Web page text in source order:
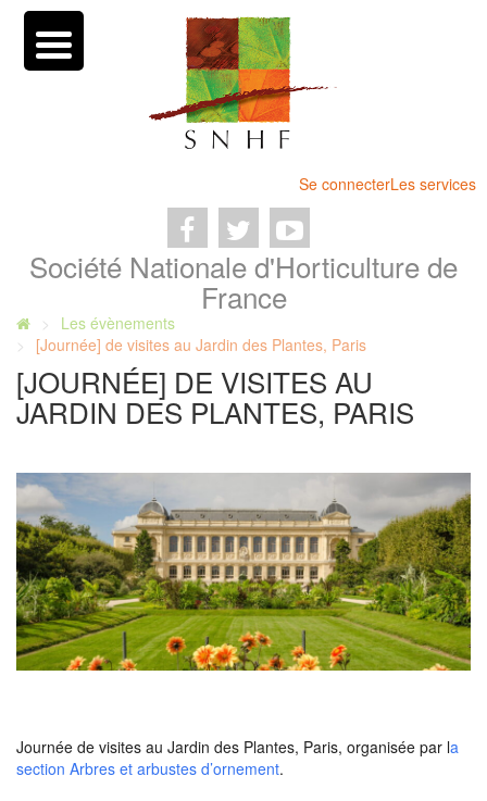
Se connecterLes services
Société Nationale d'Horticulture de
France
Les évènements
[Journée] de visites au Jardin des Plantes, Paris
[JOURNÉE] DE VISITES AU
JARDIN DES PLANTES, PARIS
Journée de visites au Jardin des Plantes, Paris, organisée par la
section Arbres et arbustes d’ornement.